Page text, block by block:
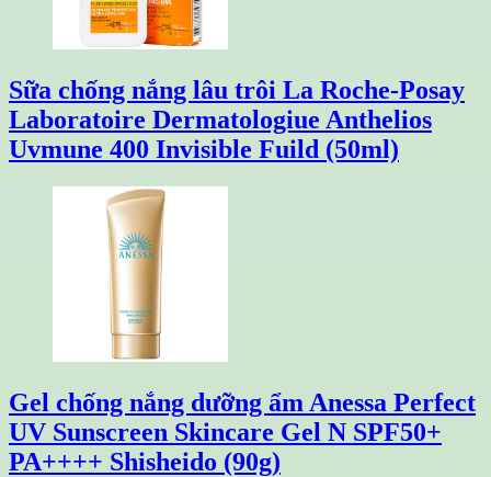
Sữa chống nắng lâu trôi La Roche-Posay
Laboratoire Dermatologiue Anthelios
Uvmune 400 Invisible Fuild (50ml)
Gel chống nắng dưỡng ẩm Anessa Perfect
UV Sunscreen Skincare Gel N SPF50+
PA++++ Shisheido (90g)